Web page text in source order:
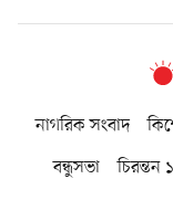
নাগরিক সংবাদ
বন্ধুসভা
চিরন্তন